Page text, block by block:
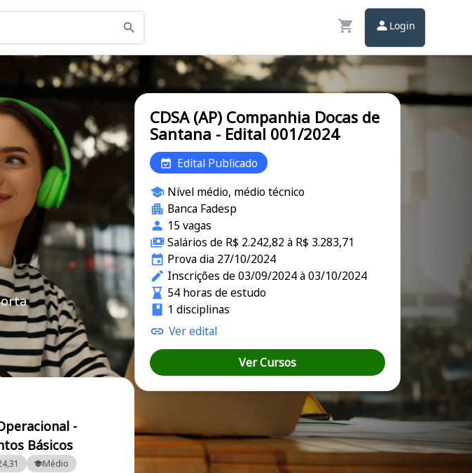
Login
-
Básicos
Médio
CDSA (AP) Companhia Docas de
Santana - Edital 001/2024
Edital Publicado
Nível médio, médio técnico
Banca Fadesp
15 vagas
Salários de R$ 2.242,82 à R$ 3.283,71
Prova dia 27/10/2024
Inscrições de 03/09/2024 à 03/10/2024
54 horas de estudo
1 disciplinas
Ver edital
Ver Cursos